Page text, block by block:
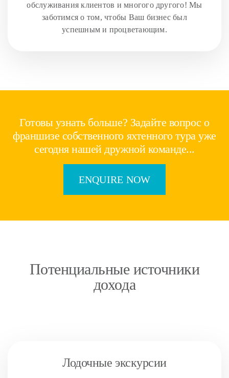
обслуживания клиентов и многого другого! Мы
заботимся о том, чтобы Ваш бизнес был
успешным и процветающим.
Готовы узнать больше? Задайте вопрос о
франшизе собственного яхтенного тура уже
сегодня нашей дружной команде...
ENQUIRE NOW
Потенциальные источники
дохода
Лодочные экскурсии